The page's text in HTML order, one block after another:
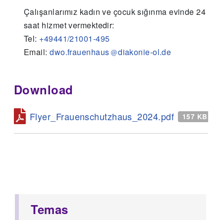
Temas
Çalışanlarımız kadın ve çocuk sığınma evinde 24
saat hizmet vermektedir:
Tel: +49441/21001-495
Email:dwo.frauenhaus diakonie-ol.de
Download
Flyer_Frauenschutzhaus_2024.pdf 157 KB